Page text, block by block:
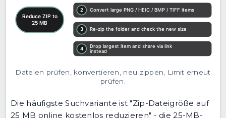
Dateien prüfen, konvertieren, neu zippen, Limit erneut
prüfen.
Die häufigste Suchvariante ist "Zip-Dateigröße auf
25 MB online kostenlos reduzieren" - die 25-MB-